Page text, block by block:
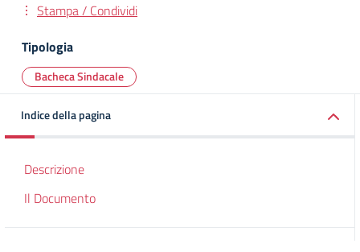
Stampa / Condividi
Tipologia
Bacheca Sindacale
Indice della pagina
Descrizione
Il Documento